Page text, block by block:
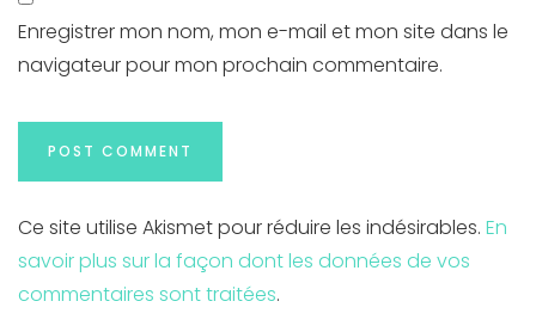
Enregistrer mon nom, mon e-mail et mon site dans le
navigateur pour mon prochain commentaire.
Ce site utilise Akismet pour réduire les indésirables. En
savoir plus sur la façon dont les données de vos
commentaires sont traitées.